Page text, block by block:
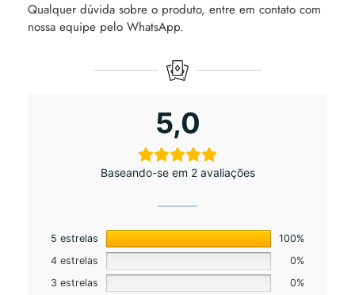
Qualquer dúvida sobre o produto, entre em contato com
nossa equipe pelo WhatsApp.
5,0
Baseando-se em 2 avaliações
5 estrelas
100%
4 estrelas
0%
3 estrelas
0%